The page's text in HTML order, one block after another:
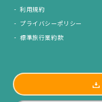
利用規約
プライバシーポリシー
標準旅行業約款